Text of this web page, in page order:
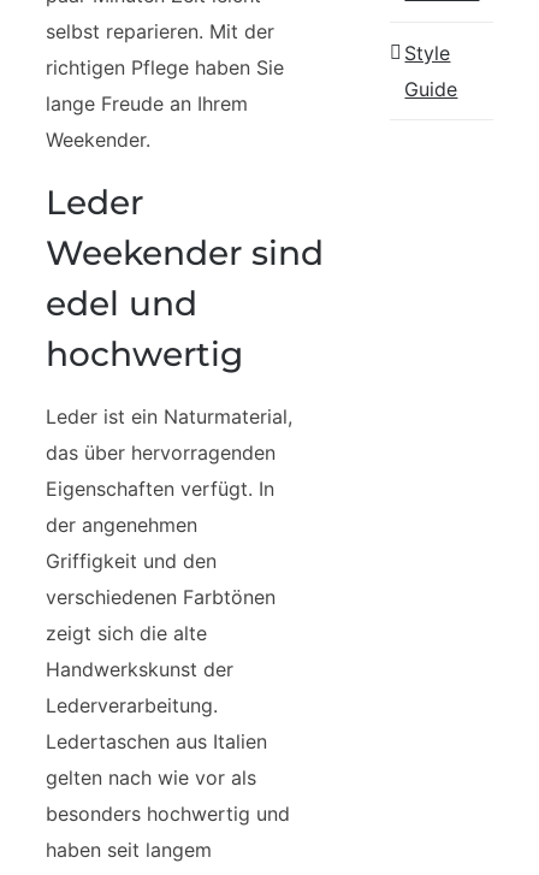
selbst reparieren. Mit der
richtigen Pflege haben Sie
lange Freude an Ihrem
Weekender.
Leder
Weekender sind
edel und
hochwertig
Leder ist ein Naturmaterial,
das über hervorragenden
Eigenschaften verfügt. In
der angenehmen
Griffigkeit und den
verschiedenen Farbtönen
zeigt sich die alte
Handwerkskunst der
Lederverarbeitung.
Ledertaschen aus Italien
gelten nach wie vor als
besonders hochwertig und
haben seit langem
Style
Guide